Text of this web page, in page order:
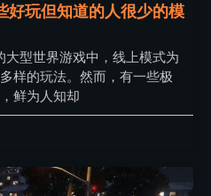
好玩但知道的人很少的模
大型世界游戏中，线上模式为
样的玩法。然而，有一些极
鲜为人知却